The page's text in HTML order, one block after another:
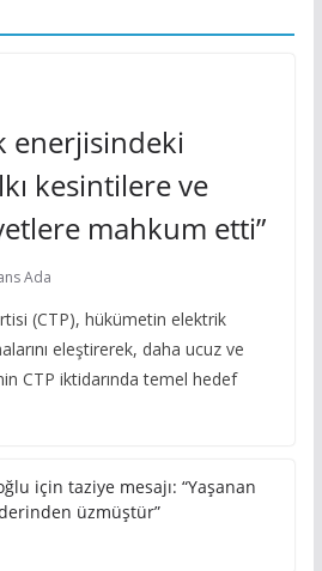
enerjisindeki
kesintilere ve
mahkum etti”
Ada
(CTP), hükümetin elektrik
eleştirerek, daha ucuz ve
CTP iktidarında temel hedef
için taziye mesajı: “Yaşanan
üzmüştür”